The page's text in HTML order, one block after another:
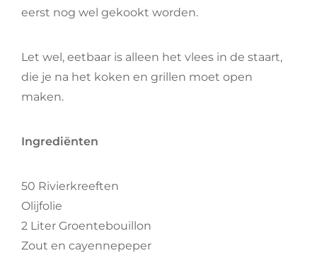
eerst nog wel gekookt worden.
Let wel, eetbaar is alleen het vlees in de staart,
die je na het koken en grillen moet open
maken.
Ingrediënten
50 Rivierkreeften
Olijfolie
2 Liter Groentebouillon
Zout en cayennepeper